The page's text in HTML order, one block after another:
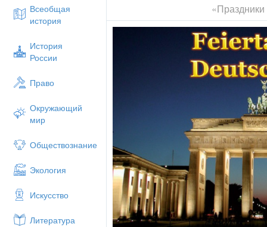
Всеобщая
история
История
России
Право
Окружающий
мир
Обществознание
Экология
Искусство
Литература